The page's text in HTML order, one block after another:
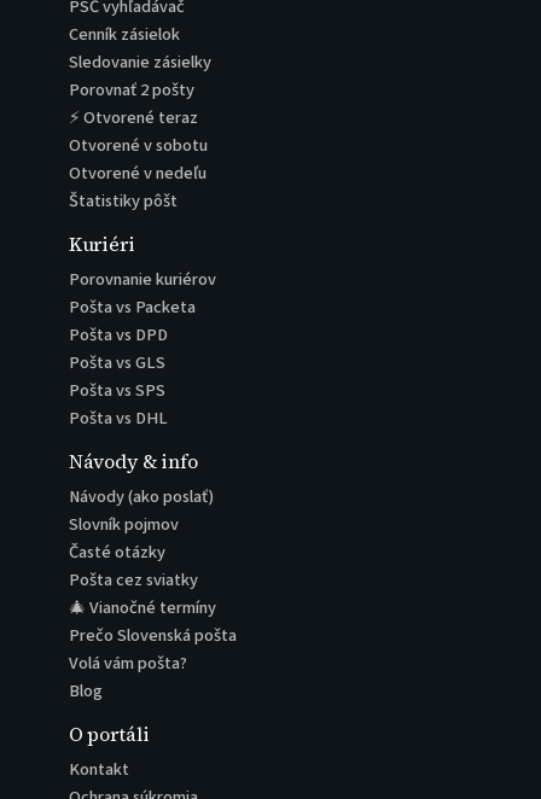
PSČ vyhľadávač
Cenník zásielok
Sledovanie zásielky
Porovnať 2 pošty
⚡ Otvorené teraz
Otvorené v sobotu
Otvorené v nedeľu
Štatistiky pôšt
Kuriéri
Porovnanie kuriérov
Pošta vs Packeta
Pošta vs DPD
Pošta vs GLS
Pošta vs SPS
Pošta vs DHL
Návody & info
Návody (ako poslať)
Slovník pojmov
Časté otázky
Pošta cez sviatky
🎄 Vianočné termíny
Prečo Slovenská pošta
Volá vám pošta?
Blog
O portáli
Kontakt